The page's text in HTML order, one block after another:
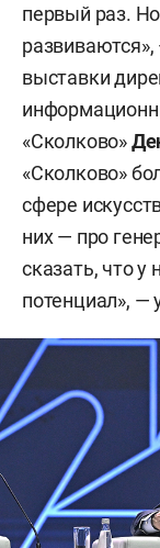
первый раз.
выставки
«Сколково»
«Сколково»
сфере
них — про
сказать, что у
потенциал», —